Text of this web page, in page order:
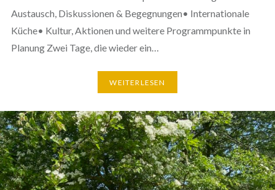
Austausch, Diskussionen & Begegnungen• Internationale
Küche• Kultur, Aktionen und weitere Programmpunkte in
Planung Zwei Tage, die wieder ein…
WEITERLESEN